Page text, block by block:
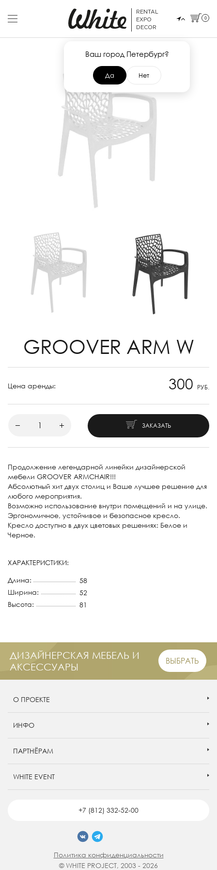
RENTAL
EXPO
DECOR
Ваш город Петербург?
Да Нет
0
GROOVER ARM W
Цена аренды: 300 РУБ.
ЗАКАЗАТЬ
Продолжение легендарной линейки дизайнерской
мебели GROOVER ARMCHAIR!!!
Абсолютный хит двух столиц и Ваше лучшее решение для
любого мероприятия.
Возможно использование внутри помещений и на улице.
Эргономичное, устойчивое и безопасное кресло.
Кресло доступно в двух цветовых решениях: Белое и
Черное.
ХАРАКТЕРИСТИКИ:
Длина:
58
Ширина:
52
Высота:
81
ДИЗАЙНЕРСКАЯ МЕБЕЛЬ И
АКСЕССУАРЫ
ВЫБРАТЬ
О ПРОЕКТЕ
ИНФО
ПАРТНЁРАМ
WHITE EVENT
+7 (812) 332-52-00
Политика конфиденциальности
© WHITE PROJECT, 2003 - 2026